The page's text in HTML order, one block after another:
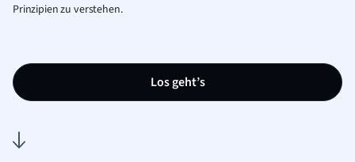
Prinzipien zu verstehen.
Los geht’s